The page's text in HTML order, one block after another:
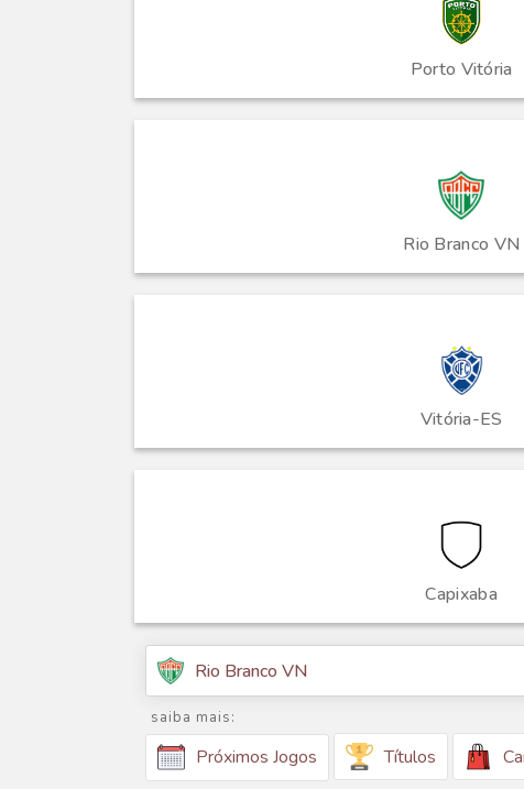
Porto Vitória
Rio Branco VN
Vitória-ES
Capixaba
Rio Branco VN
saiba mais:
Próximos Jogos Títulos